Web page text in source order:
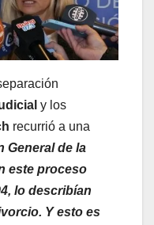
y los
recurrió a una
General de la
este proceso
lo describían
Y esto es